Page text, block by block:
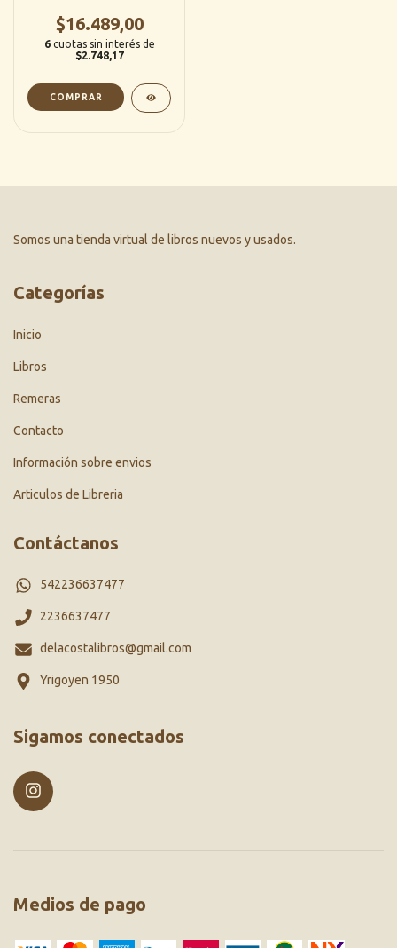
$16.489,00
6 cuotas sin interés de
$2.748,17
Somos una tienda virtual de libros nuevos y usados.
Categorías
Inicio
Libros
Remeras
Contacto
Información sobre envios
Articulos de Libreria
Contáctanos
542236637477
2236637477
delacostalibros@gmail.com
Yrigoyen 1950
Sigamos conectados
Medios de pago